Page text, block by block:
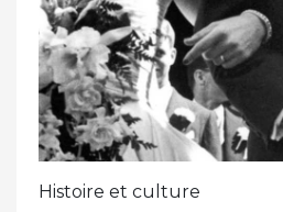
Histoire et culture